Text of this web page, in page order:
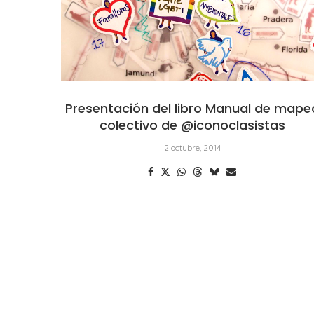
Presentación del libro Manual de
colectivo de @iconoclasistas
2 octubre, 2014